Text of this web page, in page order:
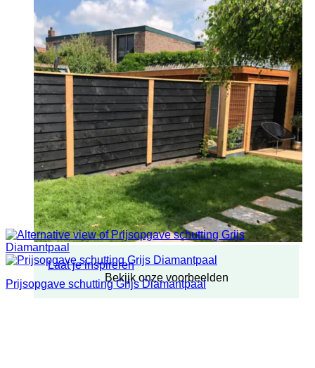
Laat je inspireren
Bekijk onze voorbeelden
Prijsopgave schutting Grijs Diamantpaal